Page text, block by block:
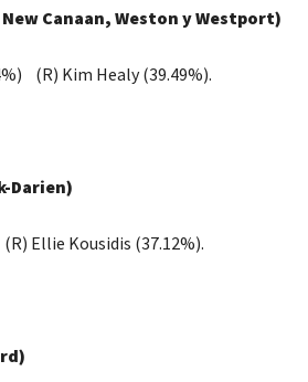
Canaan, Weston y Westport)
(R) Kim Healy (39.49%).
Darien)
Ellie Kousidis (37.12%).